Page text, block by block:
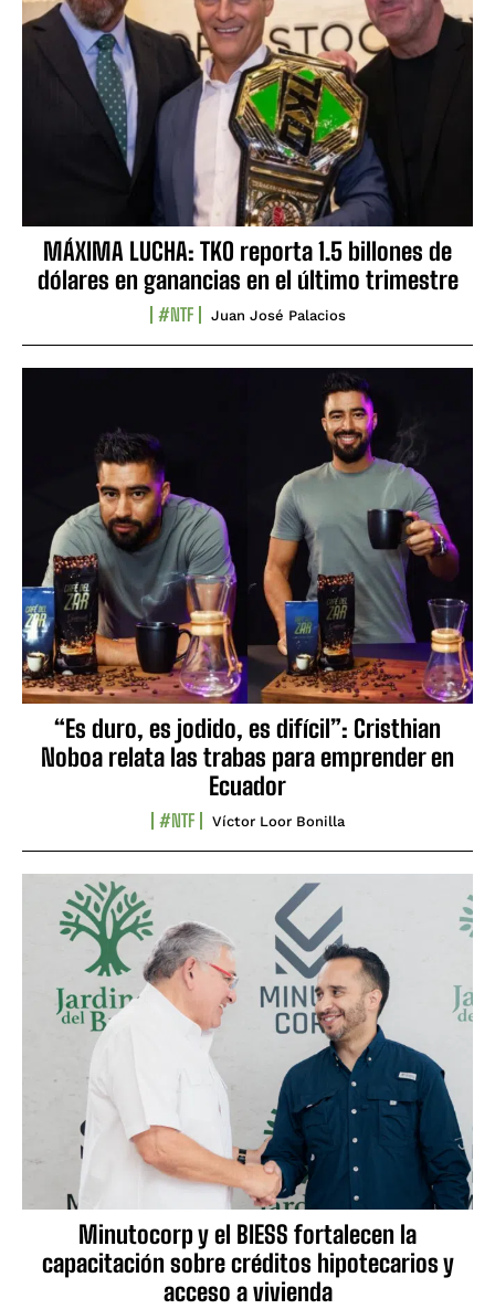
MÁXIMA LUCHA: TKO reporta 1.5 billones de
dólares en ganancias en el último trimestre
#NTF Juan José Palacios
“Es duro, es jodido, es difícil”: Cristhian
Noboa relata las trabas para emprender en
Ecuador
#NTF Víctor Loor Bonilla
Minutocorp y el BIESS fortalecen la
capacitación sobre créditos hipotecarios y
acceso a vivienda